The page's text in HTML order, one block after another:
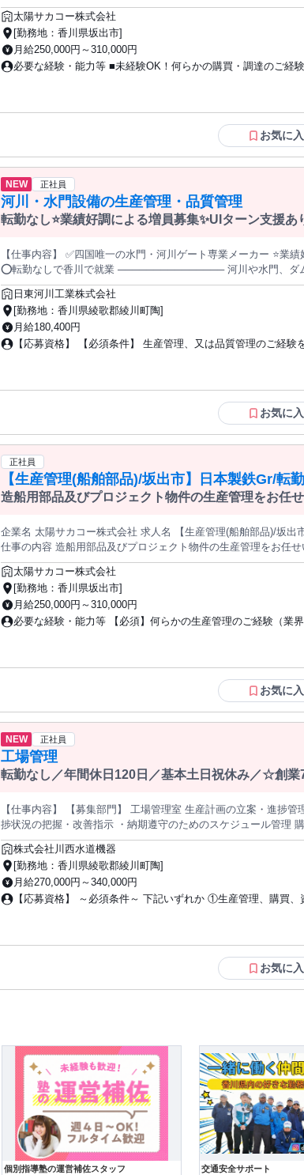
事業において、受発注業務、入荷～出荷の管理、製品の物流管理、納期調整等
力】国内鉄鋼大手「日本製鉄」グループをバックボーンに安定的
舶部材を筆頭に各種部材を大手造船メーカーや重工業に販売して
けのプロジェクトチームにジョインすることや、ゼネコンからの
に携わることができます。 募集職種 未経験歓迎/
太陽サカコー株式会社
[勤務地：香川県坂出市]
月給250,000円～310,000円
必要な経験・能力等 ■未経験OK！何らかの購買・調達のご経
去入社者の決め手】○県内での異動も含め転勤がなく安定して
る ○研修体制が非常に充実しており、ゼロから購買業務を学べ
別の研修カリキュラムを設計し、習得度合のチェック シート
かり順序立てて体系的に学べます。また、入社後半年程度は
当し質問しやすい環境です。 学歴・資格 学歴：大学院 大学 高専 短大 専修学校 高校
語学力： 資格：
お気に
NEW 正社員
河川・水門設備の生産管理・品質管理
転勤なし⭐業績好調による増員募集✨UIターン支援
【仕事内容】 ✅四国唯一の水門・河川ゲート専業メーカー ⭐業
⭕転勤なしで香川で就業 ─────────────── 河川や水門、ダムに関わる 設備の製造から設置工事まで 一貫して行
う同社にて、製品の 生産管理・品質管理を担当 します。 《業務詳細》 ・製品の検品業務(動作確認等) ・現場への納入
スケジュール 管理 入社後約1ヶ月間は全部署の 研修を実施し、配属後は先輩 社員について6ヶ月ほど実務を 経験して
から小規模物件で 一人立ちします。同部門は 7名体制で平均年
や防災 ニーズの拡大に伴い組織力の 強化を進めています。 ─────────────── 1953年創業、河川・水門・ダムに
特化した歴史ある専業メーカー。 最新の樋門・ゲート・除塵施
の優良求人 ✅ 地元企業から直接お預かりしている求人 一般の求人サイトには載らない求人もご紹介 ✨「相談だけ…」
541-0052 大阪府大阪市中央区安土町3丁目3-9 田村駒ビル3階 ・
日東河川工業株式会社
[勤務地：香川県綾歌郡綾川町陶]
月給180,400円
【応募資格】 【必須条件】 生産管理、又は品質管理のご経験をお持
お気に
正社員
【生産管理(船舶部品)/坂出市】日本製鉄Gr/転
理
造船用部品及びプロジェクト物件の生産管理をお任
企業名 太陽サカコー株式会社 求人名 【生産管理(船舶部品)/坂出市】日本製鉄Gr/転勤無/年休120日/有給休暇取得率◎
仕事の内容 造船用部品及びプロジェクト物件の生産管理をお任
基づき、工法設計を行い、製作物件の製造進捗管理等の工程管理を行います。 【業務内容】■製
生産計画・製作物件の検討＆見積り（工法設計、要員、工数な
性・技術能率の改善 【職場環境】作業効率向上への意識も高く
日々の業務の中でも「こうしたらどうか？」という提案は快く協力してもらえる環
部品)/坂出市】日本製鉄Gr/転勤無/年休120日/有給休暇取得率◎
太陽サカコー株式会社
[勤務地：香川県坂出市]
月給250,000円～310,000円
必要な経験・能力等 【必須】何らかの生産管理のご経験（業
得12日とWLB充実 【スキルアップ】1年目から海外向けのプ
インすることや、ゼネコンからの大型案件（脱炭素・防衛）な
語学力： 資格：
お気に
NEW 正社員
工場管理
転勤なし／年間休日120日／基本土日祝休み／☆創業
【仕事内容】 【募集部門】 工場管理室 生産計画の立案・進捗管理 ・鋳物製品の生産計画の策定 ・現場との調整、進
捗状況の把握・改善指示 ・納期遵守のためのスケジュール管理 購買・資材管理業務 ・原材料や副資材の発注、仕入先
との調整 ・在庫管理およびコスト管理 ・購買先の選定や価格交渉の補助 工場庶務・管理業務 ・工場関連
続き、書類作成 ・勤怠や安全衛生に関するサポート ・工場運営に関わる調整・サ
員が在籍しています。 ※内訳…男性課長代理40代、男性係長40
腕になれるような方を希望しています。 ～製品の特長～ ◎創業者である川西千太郎が自ら開発し、自身の名前から
「SKジョイント」と名付けたその製品は、今では4,500ものアイ
計、成型などを全て自社で行うメーカー機能を最大に活かして
すことで高いシェアを獲得しております。 ◎水道工事は、新規
期的に発生するため、将来に渡って当社製品の継続したニーズ
との太いパイプを活かしたサポートを行っています。 ● 「転勤なし」の求人が豊富 「地元で腰を据えて働きたい」と
アに寄り添ってアドバイスいたします。 「まずは相談だけ」という方も、お気軽にご応募ください。 【紹介元 会社情
報】 ・会社名：株式会社ヒルストン ・住所：〒541-0052 大阪
介事業番号：27-ユ-303611
株式会社川西水道機器
[勤務地：香川県綾歌郡綾川町陶]
月給270,000円～340,000円
【応募資格】 ～必須条件～ 下記いずれか ①生産管理、購買、
率化に積極的に取り組んだ経験 【メリット】 #社会保険完備 #転勤なし #車通勤OK
お気に
個別指導塾の運営補佐スタッフ 交通安全サポート